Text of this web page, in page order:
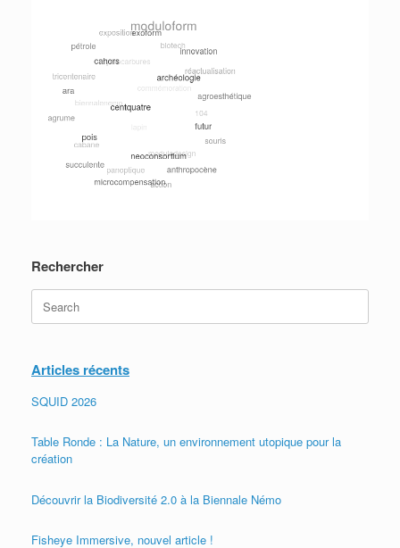
Rechercher
for:
Articles récents
SQUID 2026
Table Ronde : La Nature, un environnement utopique pour la
création
Découvrir la Biodiversité 2.0 à la Biennale Némo
Fisheye Immersive, nouvel article !